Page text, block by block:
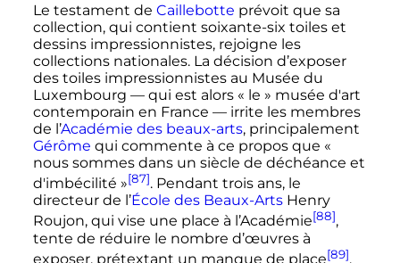
Le testament de Caillebotte prévoit que sa
collection, qui contient soixante-six toiles et
dessins impressionnistes, rejoigne les
collections nationales. La décision d’exposer
des toiles impressionnistes au Musée du
Luxembourg — qui est alors « le » musée d'art
contemporain en France —irrite les membres
de l’Académie des beaux-arts, principalement
Gérôme qui commente à ce propos que «
nous sommes dans un siècle de déchéance et
d'imbécilité »[87]. Pendant trois ans, le
directeur de l’École des Beaux-ArtsHenry
Roujon, qui vise une place à l’Académie[88],
tente de réduire le nombre d’œuvres à
exposer, prétextant un manque de place[89],